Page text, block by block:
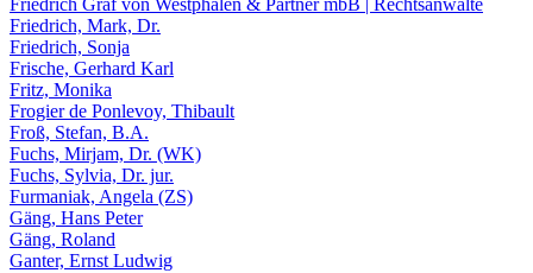
Friedrich, Mark, Dr.
Friedrich, Sonja
Frische, Gerhard Karl
Fritz, Monika
Frogier de Ponlevoy, Thibault
Froß, Stefan, B.A.
Fuchs, Mirjam, Dr. (WK)
Fuchs, Sylvia, Dr. jur.
Furmaniak, Angela (ZS)
Gäng, Hans Peter
Gäng, Roland
Ganter, Ernst Ludwig